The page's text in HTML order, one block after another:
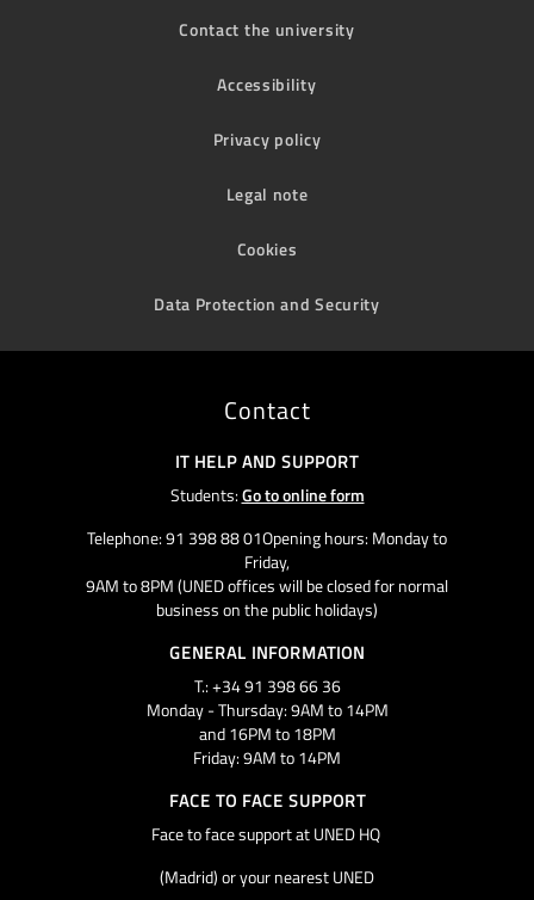
Contact the university
Accessibility
Privacy policy
Legal note
Cookies
Data Protection and Security
Contact
IT HELP AND SUPPORT
Students:Go to online form
Telephone: 91 398 88 01Opening hours: Monday to
Friday,
9AM to 8PM (UNED offices will be closed for normal
business on the public holidays)
GENERAL INFORMATION
T.: +34 91 398 66 36
Monday - Thursday: 9AM to 14PM
and 16PM to 18PM
Friday: 9AM to 14PM
FACE TO FACE SUPPORT
Face to face support at UNED HQ
(Madrid) or your nearest UNED